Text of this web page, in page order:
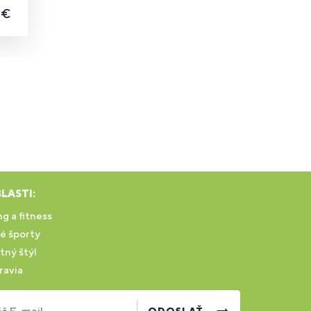
a fitness
športy
štýl